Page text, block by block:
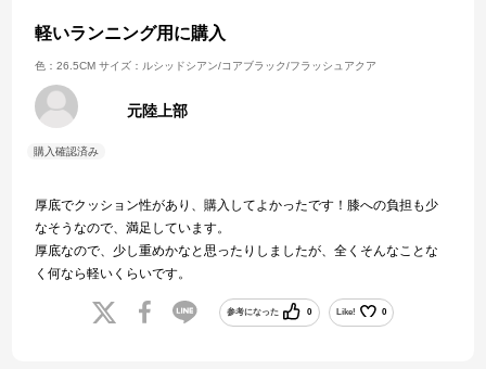
軽いランニング用に購入
色：26.5CM サイズ：ルシッドシアン/コアブラック/フラッシュアクア
元陸上部
厚底でクッション性があり、購入してよかったです！膝への負担も少
なそうなので、満足しています。
厚底なので、少し重めかなと思ったりしましたが、全くそんなことな
く何なら軽いくらいです。
参考になった 0 Like! 0